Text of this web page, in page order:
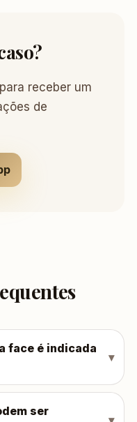
receber um
de
face é indicada
ser